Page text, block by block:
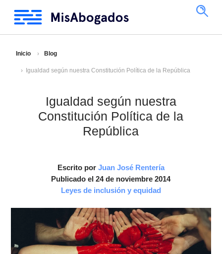
Inicio Blog
Igualdad según nuestra Constitución Política de la República
Igualdad según nuestra
Constitución Política de la
República
Escrito por Juan José Rentería
Publicado el 24 de noviembre 2014
Leyes de inclusión y equidad